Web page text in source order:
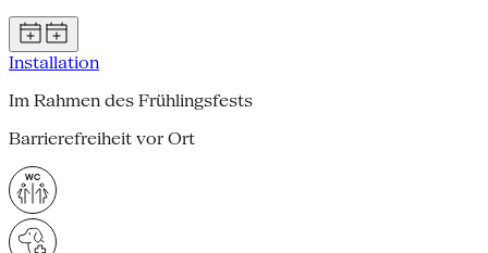
Installation
Im Rahmen des Frühlingsfests
Barrierefreiheit vor Ort